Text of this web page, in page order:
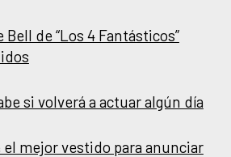
Bell de “Los 4 Fantásticos”
si volverá a actuar algún día
mejor vestido para anunciar